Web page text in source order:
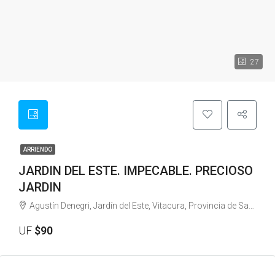
27
ARRIENDO
JARDIN DEL ESTE. IMPECABLE. PRECIOSO
JARDIN
Agustín Denegri, Jardín del Este, Vitacura, Provincia de Santiago, Región Metropolitana de Santiago, 7630280, Chile
UF $90